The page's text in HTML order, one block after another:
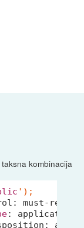
kombinacija
');
must-
: application/